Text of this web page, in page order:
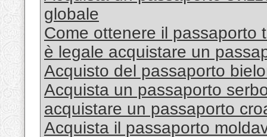
globale
Come ottenere il passaporto
è legale acquistare un
Acquisto del passaporto
Acquista un passaporto
acquistare un passaporto
Acquista il passaporto